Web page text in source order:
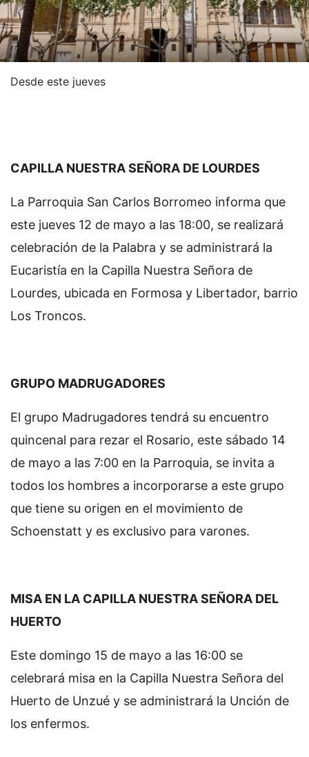
Desde este jueves
CAPILLA NUESTRA SEÑORA DE LOURDES
La Parroquia San Carlos Borromeo informa que
este jueves 12 de mayo a las 18:00, se realizará
celebración de la Palabra y se administrará la
Eucaristía en la Capilla Nuestra Señora de
Lourdes, ubicada en Formosa y Libertador, barrio
Los Troncos.
GRUPO MADRUGADORES
El grupo Madrugadores tendrá su encuentro
quincenal para rezar el Rosario, este sábado 14
de mayo a las 7:00 en la Parroquia, se invita a
todos los hombres a incorporarse a este grupo
que tiene su origen en el movimiento de
Schoenstatt y es exclusivo para varones.
MISA EN LA CAPILLA NUESTRA SEÑORA DEL
HUERTO
Este domingo 15 de mayo a las 16:00 se
celebrará misa en la Capilla Nuestra Señora del
Huerto de Unzué y se administrará la Unción de
los enfermos.